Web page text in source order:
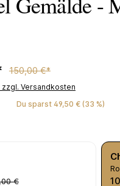
150,00 €*
Du sparst 49,50 € (33 %)
zzgl. Versandkosten
€